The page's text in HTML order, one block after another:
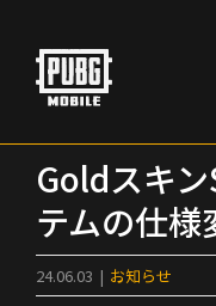
content
Goldスキ
テムの仕様
24.06.03 | お知らせ